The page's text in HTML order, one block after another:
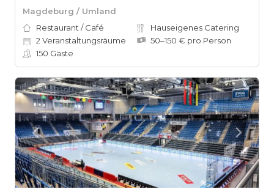
Magdeburg / Umland
Restaurant / Café
Hauseigenes Catering
2 Veranstaltungsräume
50–150 € pro Person
150 Gäste